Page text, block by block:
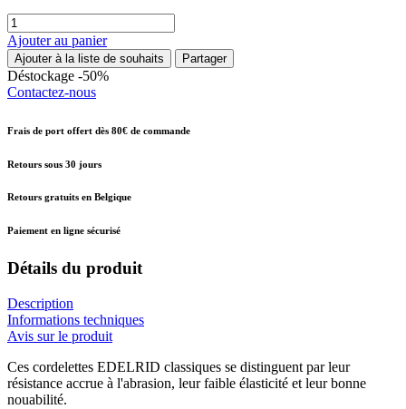
Ajouter au panier
Ajouter à la liste de souhaits Partager
Déstockage -50%
Contactez-nous
Frais de port offert dès 80€ de commande
Retours sous 30 jours
Retours gratuits en Belgique
Paiement en ligne sécurisé
Détails du produit
Description
Informations techniques
Avis sur le produit
Ces cordelettes EDELRID classiques se distinguent par leur
résistance accrue à l'abrasion, leur faible élasticité et leur bonne
nouabilité.